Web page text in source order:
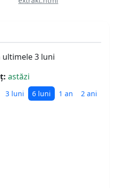
3 luni
astăzi
3 luni 6 luni 1 an 2 ani